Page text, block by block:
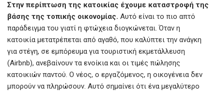
Στηνπερίπτωση της κατοικίας έχουμε καταστροφή της
βάσης της τοπικής οικονομίας. Αυτό είναι το πιο απτό
παράδειγμα του γιατί η φτώχεια διογκώνεται. Όταν η
κατοικία μετατρέπεται από αγαθό, που καλύπτει την ανάγκη
για στέγη, σε εμπόρευμα για τουριστική εκμετάλλευση
(Airbnb), ανεβαίνουν τα ενοίκια και οι τιμές πώλησης
κατοικιών παντού. Ο νέος, ο εργαζόμενος, η οικογένεια δεν
μπορούν να πληρώσουν. Αυτό σημαίνει ότι ένα μεγαλύτερο